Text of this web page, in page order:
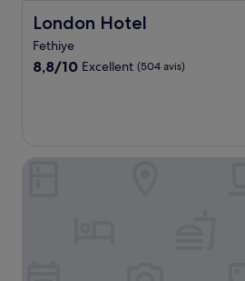
London Hotel
London Hotel
Fethiye
8.8
8,8/10 Excellent (504 avis)